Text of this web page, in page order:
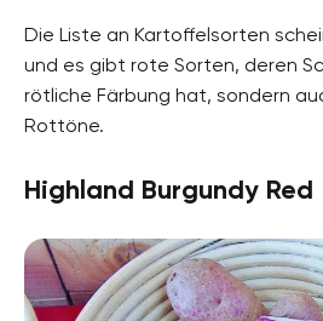
Die Liste an Kartoffelsorten
und es gibt rote Sorten, deren
rötliche Färbung hat, sondern
Rottöne.
Highland Burgundy Red